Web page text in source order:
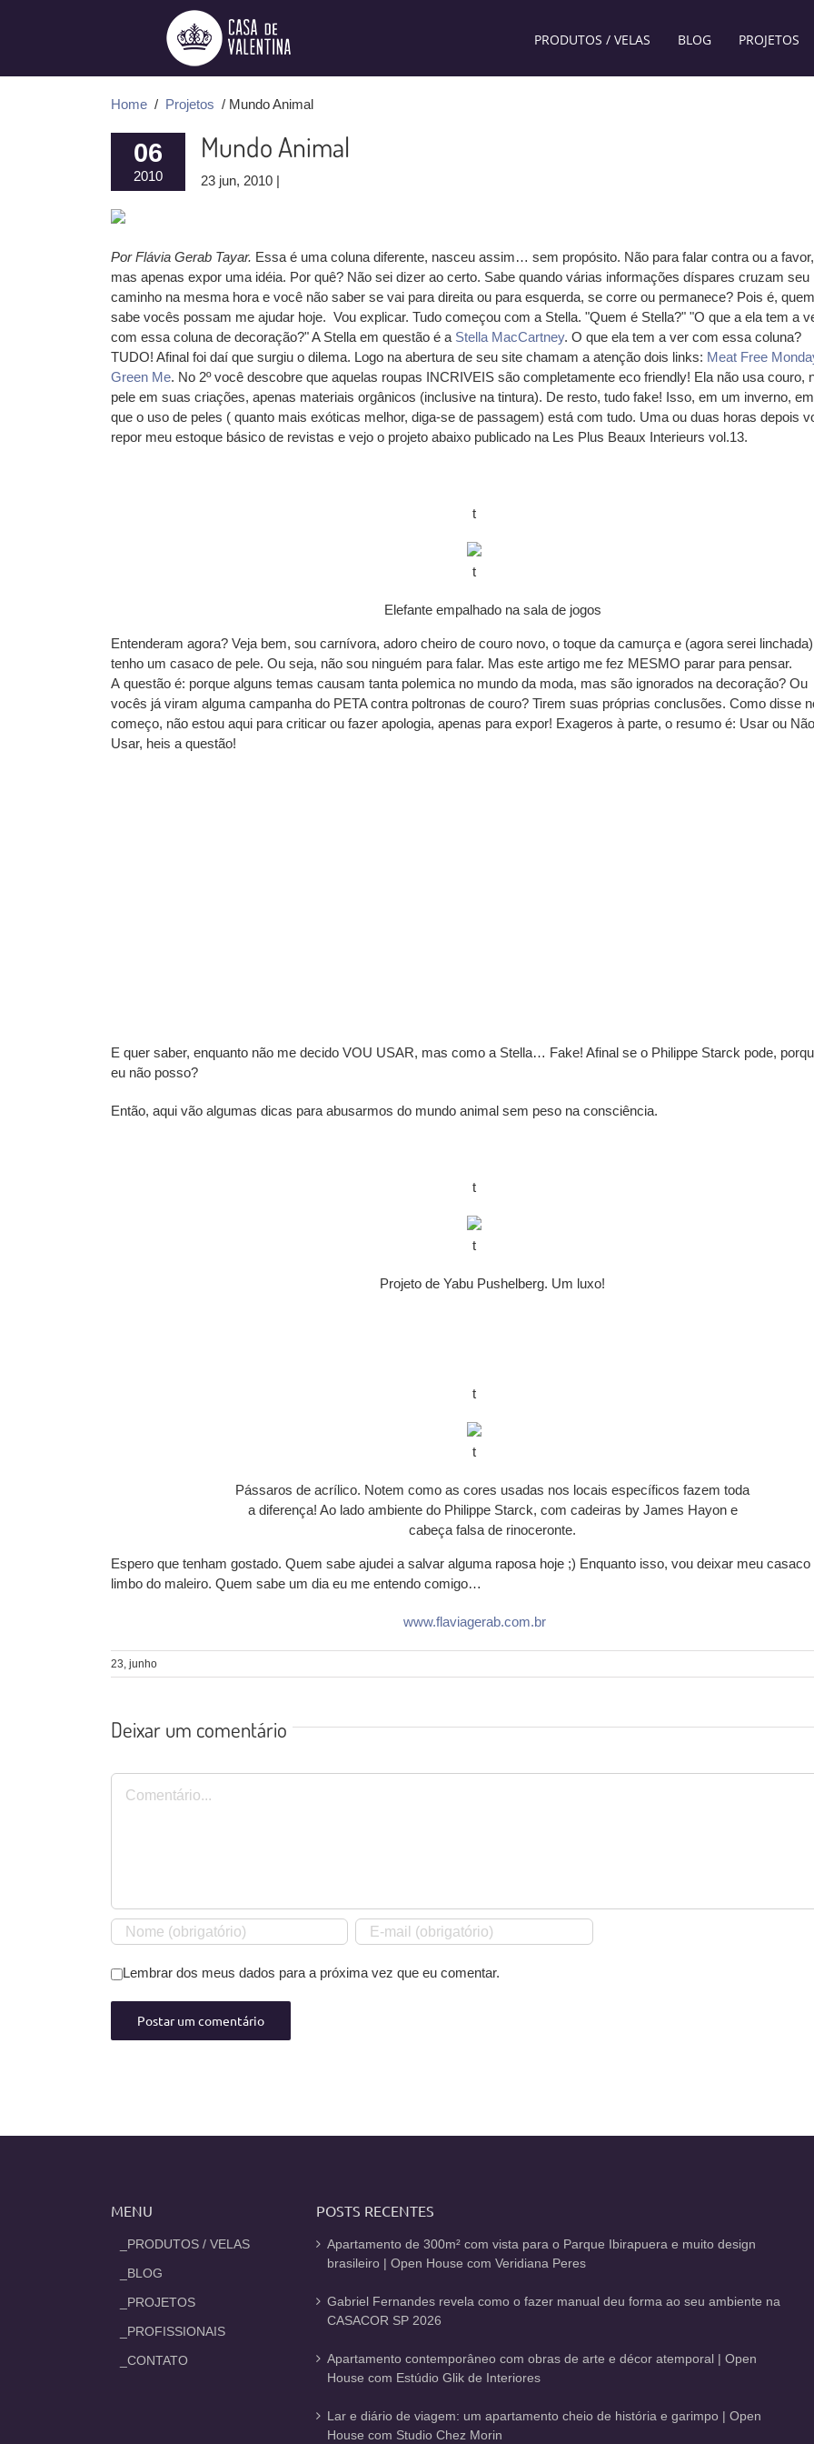
PRODUTOS / VELAS BLOG PROJETOS
Home / Projetos / Mundo Animal
06
2010
Mundo Animal
23 jun, 2010 |
Por Flávia Gerab Tayar. Essa é uma coluna diferente, nasceu assim… sem propósito. Não para falar contra ou a favor,
mas apenas expor uma idéia. Por quê? Não sei dizer ao certo. Sabe quando várias informações díspares cruzam seu
caminho na mesma hora e você não saber se vai para direita ou para esquerda, se corre ou permanece? Pois é, quem
sabe vocês possam me ajudar hoje. Vou explicar. Tudo começou com a Stella. "Quem é Stella?" "O que a ela tem a
com essa coluna de decoração?" A Stella em questão é a Stella MacCartney. O que ela tem a ver com essa coluna?
TUDO! Afinal foi daí que surgiu o dilema. Logo na abertura de seu site chamam a atenção dois links: Meat Free
Green Me. No 2º você descobre que aquelas roupas INCRIVEIS são completamente eco friendly! Ela não usa couro,
pele em suas criações, apenas materiais orgânicos (inclusive na tintura). De resto, tudo fake! Isso, em um inverno, em
que o uso de peles ( quanto mais exóticas melhor, diga-se de passagem) está com tudo. Uma ou duas horas depois
repor meu estoque básico de revistas e vejo o projeto abaixo publicado na Les Plus Beaux Interieurs vol.13.
t
t
Elefante empalhado na sala de jogos
Entenderam agora? Veja bem, sou carnívora, adoro cheiro de couro novo, o toque da camurça e (agora serei linchada)
tenho um casaco de pele. Ou seja, não sou ninguém para falar. Mas este artigo me fez MESMO parar para pensar.
A questão é: porque alguns temas causam tanta polemica no mundo da moda, mas são ignorados na decoração? Ou
vocês já viram alguma campanha do PETA contra poltronas de couro? Tirem suas próprias conclusões. Como disse
começo, não estou aqui para criticar ou fazer apologia, apenas para expor! Exageros à parte, o resumo é: Usar ou Não
Usar, heis a questão!
E quer saber, enquanto não me decido VOU USAR, mas como a Stella… Fake! Afinal se o Philippe Starck pode,
eu não posso?
Então, aqui vão algumas dicas para abusarmos do mundo animal sem peso na consciência.
t
t
Projeto de Yabu Pushelberg. Um luxo!
t
t
Pássaros de acrílico. Notem como as cores usadas nos locais específicos fazem toda
a diferença! Ao lado ambiente do Philippe Starck, com cadeiras by James Hayon e
cabeça falsa de rinoceronte.
Espero que tenham gostado. Quem sabe ajudei a salvar alguma raposa hoje ;) Enquanto isso, vou deixar meu casaco
limbo do maleiro. Quem sabe um dia eu me entendo comigo…
www.flaviagerab.com.br
23, junho
Deixar um comentário
Comentário
Lembrar dos meus dados para a próxima vez que eu comentar.
MENU
_PRODUTOS / VELAS
_BLOG
_PROJETOS
_PROFISSIONAIS
_CONTATO
POSTS RECENTES
Apartamento de 300m² com vista para o Parque Ibirapuera e muito design
brasileiro | Open House com Veridiana Peres
Gabriel Fernandes revela como o fazer manual deu forma ao seu ambiente na
CASACOR SP 2026
Apartamento contemporâneo com obras de arte e décor atemporal | Open
House com Estúdio Glik de Interiores
Lar e diário de viagem: um apartamento cheio de história e garimpo | Open
House com Studio Chez Morin